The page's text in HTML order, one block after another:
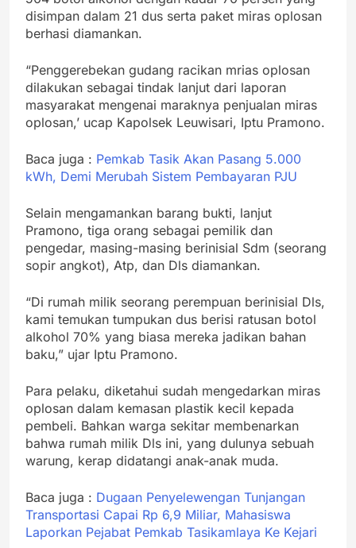
disimpan dalam 21 dus serta paket miras oplosan
berhasi diamankan.
“Penggerebekan gudang racikan mrias oplosan
dilakukan sebagai tindak lanjut dari laporan
masyarakat mengenai maraknya penjualan miras
oplosan,’ ucap Kapolsek Leuwisari, Iptu Pramono.
Baca juga : Pemkab Tasik Akan Pasang 5.000
kWh, Demi Merubah Sistem Pembayaran PJU
Selain mengamankan barang bukti, lanjut
Pramono, tiga orang sebagai pemilik dan
pengedar, masing-masing berinisial Sdm (seorang
sopir angkot), Atp, dan Dls diamankan.
“Di rumah milik seorang perempuan berinisial Dls,
kami temukan tumpukan dus berisi ratusan botol
alkohol 70% yang biasa mereka jadikan bahan
baku,” ujar Iptu Pramono.
Para pelaku, diketahui sudah mengedarkan miras
oplosan dalam kemasan plastik kecil kepada
pembeli. Bahkan warga sekitar membenarkan
bahwa rumah milik Dls ini, yang dulunya sebuah
warung, kerap didatangi anak-anak muda.
Baca juga : Dugaan Penyelewengan Tunjangan
Transportasi Capai Rp 6,9 Miliar, Mahasiswa
Laporkan Pejabat Pemkab Tasikamlaya Ke Kejari